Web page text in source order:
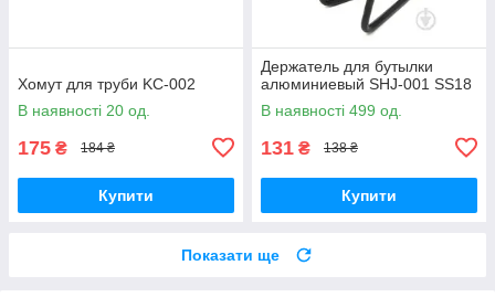
Хомут для труби KC-002
В наявності 20 од.
175 ₴ 184 ₴
Купити
Держатель для бутылки
алюминиевый SHJ-001 SS18
В наявності 499 од.
131 ₴ 138 ₴
Купити
Показати ще